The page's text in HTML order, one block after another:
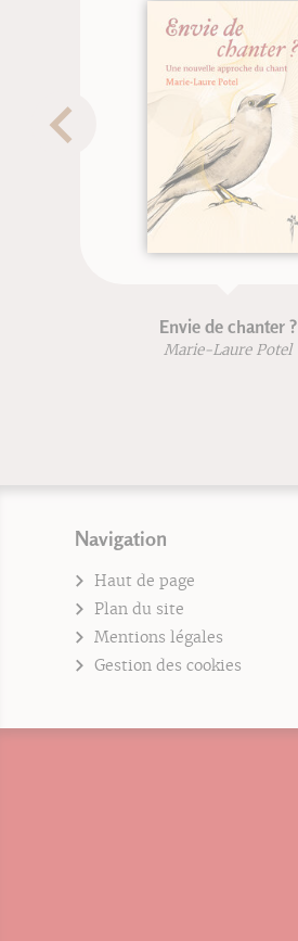
Envie de chanter ?
Marie-Laure Potel
Navigation
Haut de page
Plan du site
Mentions légales
Gestion des cookies